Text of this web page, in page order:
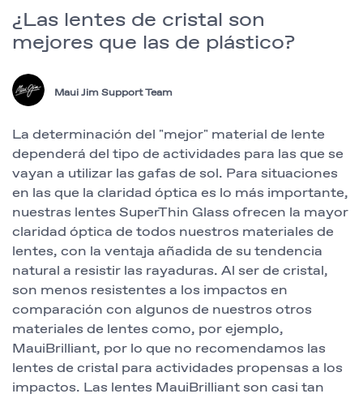
¿Las lentes de cristal son
mejores que las de plástico?
Maui Jim Support Team
La determinación del "mejor" material de lente
dependerá del tipo de actividades para las que se
vayan a utilizar las gafas de sol. Para situaciones
en las que la claridad óptica es lo más importante,
nuestras lentes SuperThin Glass ofrecen la mayor
claridad óptica de todos nuestros materiales de
lentes, con la ventaja añadida de su tendencia
natural a resistir las rayaduras. Al ser de cristal,
son menos resistentes a los impactos en
comparación con algunos de nuestros otros
materiales de lentes como, por ejemplo,
MauiBrilliant, por lo que no recomendamos las
lentes de cristal para actividades propensas a los
impactos. Las lentes MauiBrilliant son casi tan